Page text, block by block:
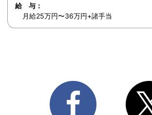
給 与：
月給25万円〜36万円+諸手当